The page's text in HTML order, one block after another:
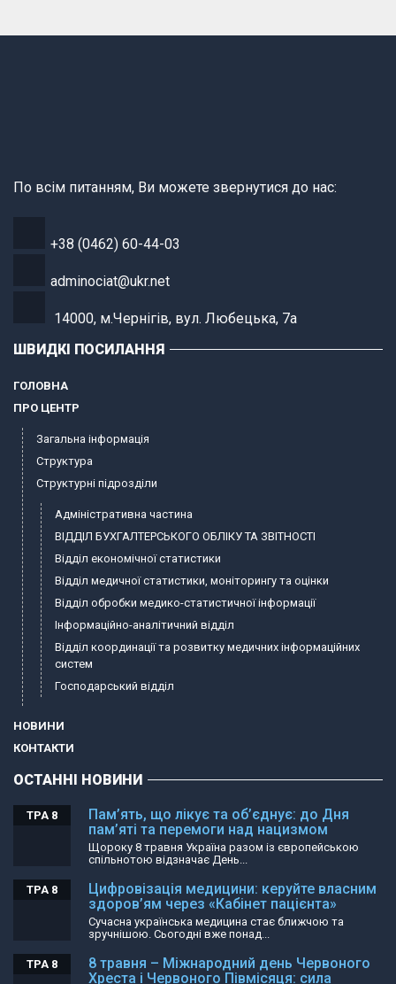
По всім питанням, Ви можете звернутися до нас:
+38 (0462) 60-44-03
adminociat@ukr.net
14000, м.Чернігів, вул. Любецька, 7а
ШВИДКІ ПОСИЛАННЯ
ГОЛОВНА
ПРО ЦЕНТР
Загальна інформація
Структура
Структурні підрозділи
Адміністративна частина
ВІДДІЛ БУХГАЛТЕРСЬКОГО ОБЛІКУ ТА ЗВІТНОСТІ
Відділ економічної статистики
Відділ медичної статистики, моніторингу та оцінки
Відділ обробки медико-статистичної інформації
Інформаційно-аналітичний відділ
Відділ координації та розвитку медичних інформаційних
систем
Господарський відділ
НОВИНИ
КОНТАКТИ
ОСТАННІ НОВИНИ
Пам’ять, що лікує та об’єднує: до Дня
пам’яті та перемоги над нацизмом
ТРА 8
Щороку 8 травня Україна разом із європейською
спільнотою відзначає День...
Цифровізація медицини: керуйте власним
здоров’ям через «Кабінет пацієнта»
ТРА 8
Сучасна українська медицина стає ближчою та
зручнішою. Сьогодні вже понад...
8 травня – Міжнародний день Червоного
Хреста і Червоного Півмісяця: сила
ТРА 8